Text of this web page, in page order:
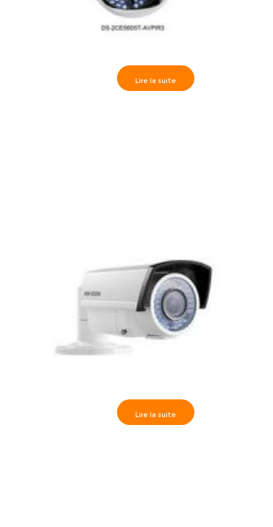
Lire la suite
Lire la suite